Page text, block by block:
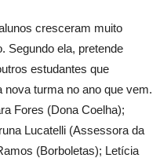
cresceram muito
Segundo ela, pretende
estudantes que
turma no ano que vem.
Fores (Dona Coelha);
Lucatelli (Assessora da
(Borboletas); Letícia